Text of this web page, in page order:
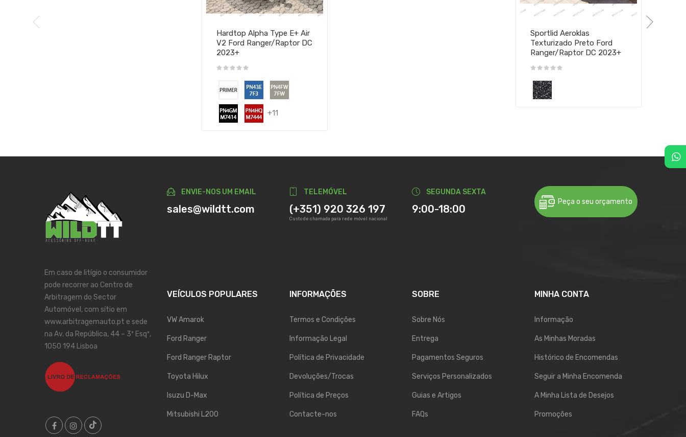
Hardtop Alpha Type E+ Air
V2 Ford Ranger/Raptor DC
2023+
+11
Sportlid Aeroklas
Texturizado Preto Ford
Ranger/Raptor DC 2023+
ENVIE-NOS UM EMAIL
sales@wildtt.com
TELEMÓVEL
(+351) 920 326 197
Custo de chamada para rede móvel nacional
SEGUNDA SEXTA
9:00-18:00
Peça o seu orçamento
Em caso de litígio o consumidor
pode recorrer ao Centro de
Arbitragem do Sector
Automóvel, com sítio em
www.arbitragemauto.pt e sede
na Av. da República, 44 – 3º Esqº,
1050 194 Lisboa
VEÍCULOS POPULARES
VW Amarok
Ford Ranger
Ford Ranger Raptor
Toyota Hilux
Isuzu D-Max
Mitsubishi L200
INFORMAÇÕES
Termos e Condições
Informação Legal
Política de Privacidade
Devoluções/Trocas
Política de Preços
Contacte-nos
SOBRE
Sobre Nós
Entrega
Pagamentos Seguros
Serviços Personalizados
Guias e Artigos
FAQs
MINHA CONTA
Informação
As Minhas Moradas
Histórico de Encomendas
Seguir a Minha Encomenda
A Minha Lista de Desejos
Promoções